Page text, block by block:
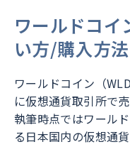
ワールドコイ
い方/購入方法
ワールドコイン（
に仮想通貨取引所で
執筆時点ではワール
る日本国内の仮想通